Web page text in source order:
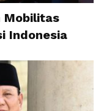
Mobilitas
Indonesia